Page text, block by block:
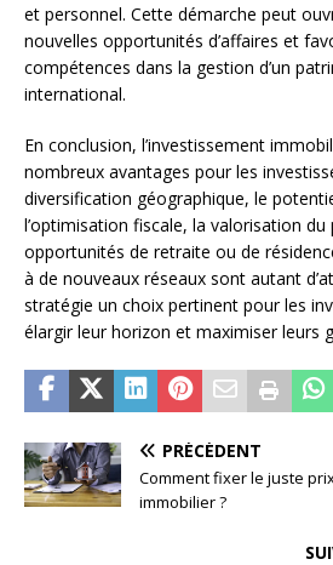
et personnel. Cette démarche peut
nouvelles opportunités d’affaires et
compétences dans la gestion d’un
international.
En conclusion, l’investissement
nombreux avantages pour les
diversification géographique, le
l’optimisation fiscale, la valorisation
opportunités de retraite ou de
à de nouveaux réseaux sont autant
stratégie un choix pertinent pour les
élargir leur horizon et maximiser leurs
PRÉCÉDENT
Comment fixer le juste
immobilier ?